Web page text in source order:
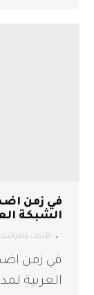
في زمن
الشبكة
الأبحاث
في زمن
العربية